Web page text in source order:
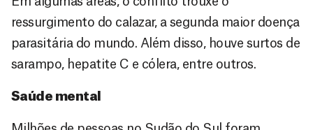
ressurgimento do calazar, a segunda maior doença
parasitária do mundo. Além disso, houve surtos de
sarampo, hepatite C e cólera, entre outros.
Saúde mental